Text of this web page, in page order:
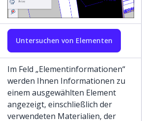
Untersuchen von Elementen
Im Feld „Elementinformationen“
werden Ihnen Informationen zu
einem ausgewählten Element
angezeigt, einschließlich der
verwendeten Materialien, der